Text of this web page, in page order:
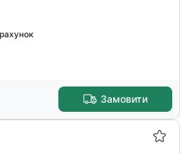
Замовити